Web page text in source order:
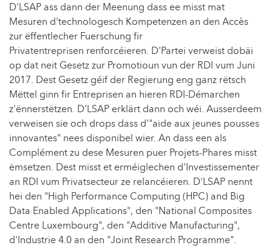
D'LSAP ass dann der Meenung dass ee misst mat
Mesuren d'technologesch Kompetenzen an den Accès
zur ëffentlecher Fuerschung fir
Privatentreprisen renforcéieren. D'Partei verweist dobäi
op dat neit Gesetz zur Promotioun vun der RDI vum Juni
2017. Dest Gesetz géif der Regierung eng ganz rëtsch
Mëttel ginn fir Entreprisen an hieren RDI-Démarchen
z'ënnerstëtzen. D'LSAP erklärt dann och wéi. Ausserdeem
verweisen sie och drops dass d'"aide aux jeunes pousses
innovantes" nees disponibel wier. An dass een als
Complément zu dese Mesuren puer Projets-Phares misst
ëmsetzen. Dest misst et erméiglechen d'Investissementer
an RDI vum Privatsecteur ze relancéieren. D'LSAP nennt
hei den "High Performance Computing (HPC) and Big
Data Enabled Applications", den "National Composites
Centre Luxembourg", den "Additive Manufacturing",
d'Industrie 4.0 an den "Joint Research Programme".